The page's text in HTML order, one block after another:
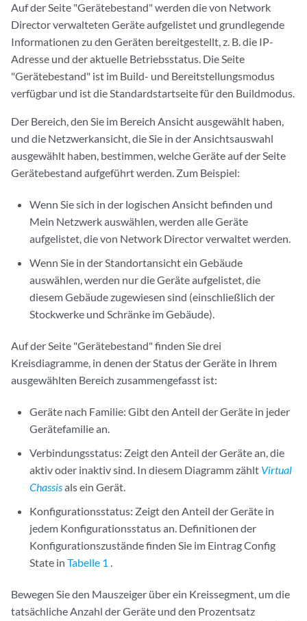
Auf der Seite "Gerätebestand" werden die von Network
Director verwalteten Geräte aufgelistet und grundlegende
Informationen zu den Geräten bereitgestellt, z. B. die IP-
Adresse und der aktuelle Betriebsstatus. Die Seite
"Gerätebestand" ist im Build- und Bereitstellungsmodus
verfügbar und ist die Standardstartseite für den Buildmodus.
Der Bereich, den Sie im Bereich Ansicht ausgewählt haben,
und die Netzwerkansicht, die Sie in der Ansichtsauswahl
ausgewählt haben, bestimmen, welche Geräte auf der Seite
Gerätebestand aufgeführt werden. Zum Beispiel:
Wenn Sie sich in der logischen Ansicht befinden und
Mein Netzwerk auswählen, werden alle Geräte
aufgelistet, die von Network Director verwaltet werden.
Wenn Sie in der Standortansicht ein Gebäude
auswählen, werden nur die Geräte aufgelistet, die
diesem Gebäude zugewiesen sind (einschließlich der
Stockwerke und Schränke im Gebäude).
Auf der Seite "Gerätebestand" finden Sie drei
Kreisdiagramme, in denen der Status der Geräte in Ihrem
ausgewählten Bereich zusammengefasst ist:
Geräte nach Familie: Gibt den Anteil der Geräte in jeder
Gerätefamilie an.
Verbindungsstatus: Zeigt den Anteil der Geräte an, die
aktiv oder inaktiv sind. In diesem Diagramm zählt Virtual
Chassisals ein Gerät.
Konfigurationsstatus: Zeigt den Anteil der Geräte in
jedem Konfigurationsstatus an. Definitionen der
Konfigurationszustände finden Sie im Eintrag Config
State inTabelle 1 .
Bewegen Sie den Mauszeiger über ein Kreissegment, um die
tatsächliche Anzahl der Geräte und den Prozentsatz